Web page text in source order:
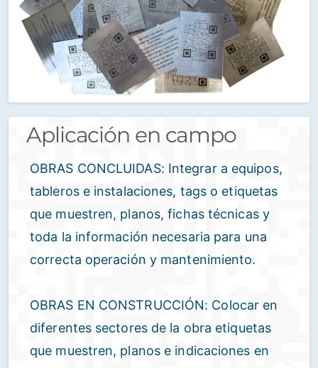
Aplicación en campo
OBRAS CONCLUIDAS: Integrar a equipos,
tableros e instalaciones, tags o etiquetas
que muestren, planos, fichas técnicas y
toda la información necesaria para una
correcta operación y mantenimiento.
OBRAS EN CONSTRUCCIÓN: Colocar en
diferentes sectores de la obra etiquetas
que muestren, planos e indicaciones en